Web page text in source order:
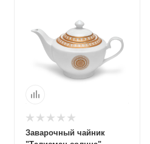
Заварочный чайник